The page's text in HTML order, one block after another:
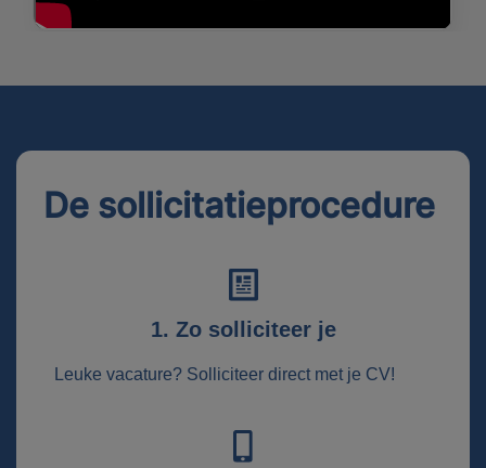
De sollicitatieprocedure
1. Zo solliciteer je
Leuke vacature? Solliciteer direct met je CV!